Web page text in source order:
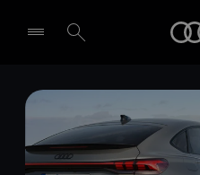
Händler wählen